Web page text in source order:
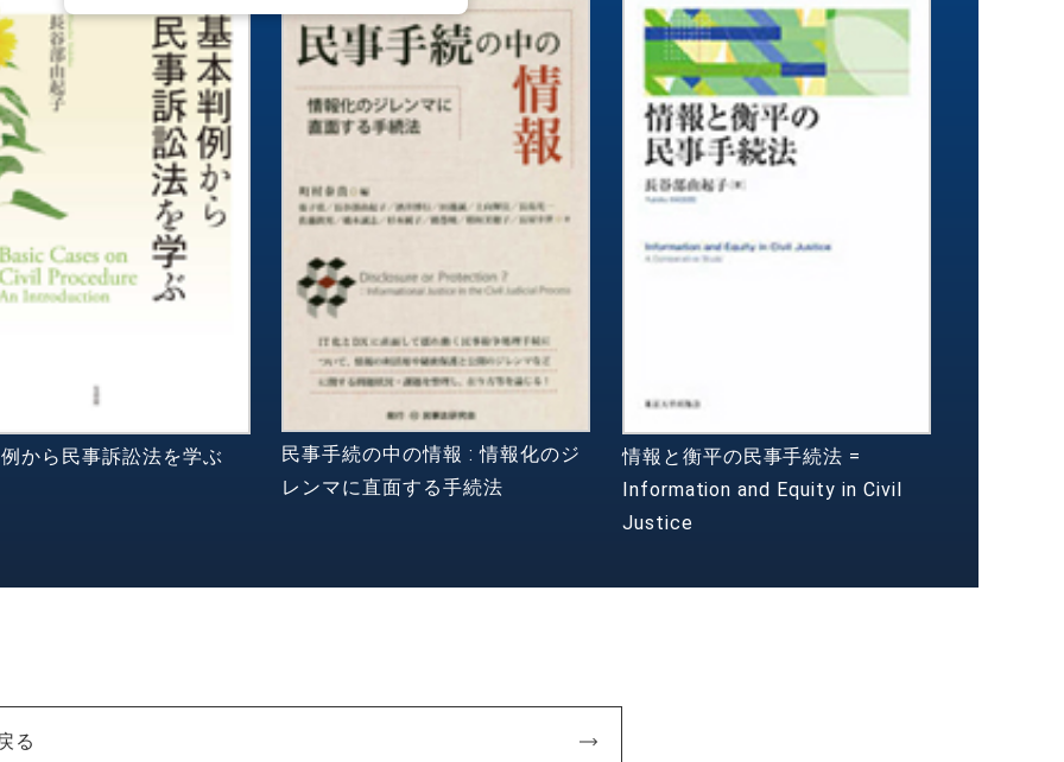
から民事訴訟法を学ぶ
民事手続の中の情報 : 情報化のジ
レンマに直面する手続法
情報と衡平の民事手続法 =
Information and Equity in Civil
Justice
る